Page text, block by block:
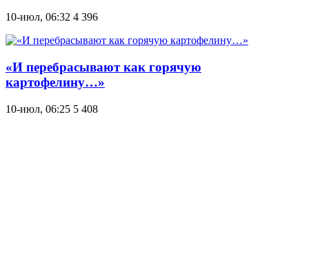
10-июл, 06:32 4 396
«И перебрасывают как горячую
картофелину…»
10-июл, 06:25 5 408